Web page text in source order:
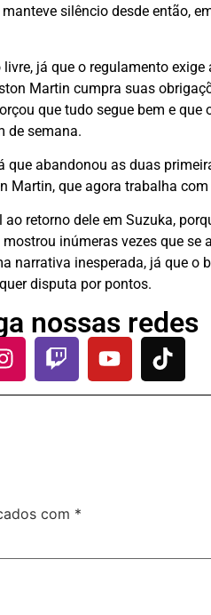
silêncio desde então,
já que o regulamento
Martin cumpra suas
que tudo segue bem e que
de semana.
abandonou as duas
que agora trabalha
retorno dele em Suzuka,
inúmeras vezes que
narrativa inesperada, já que o
disputa por pontos.
nossas redes
com *